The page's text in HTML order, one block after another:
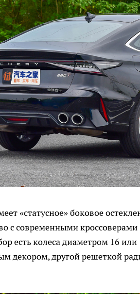
«статусное» боковое
с современными
есть колеса диаметром 16
декором, другой решеткой